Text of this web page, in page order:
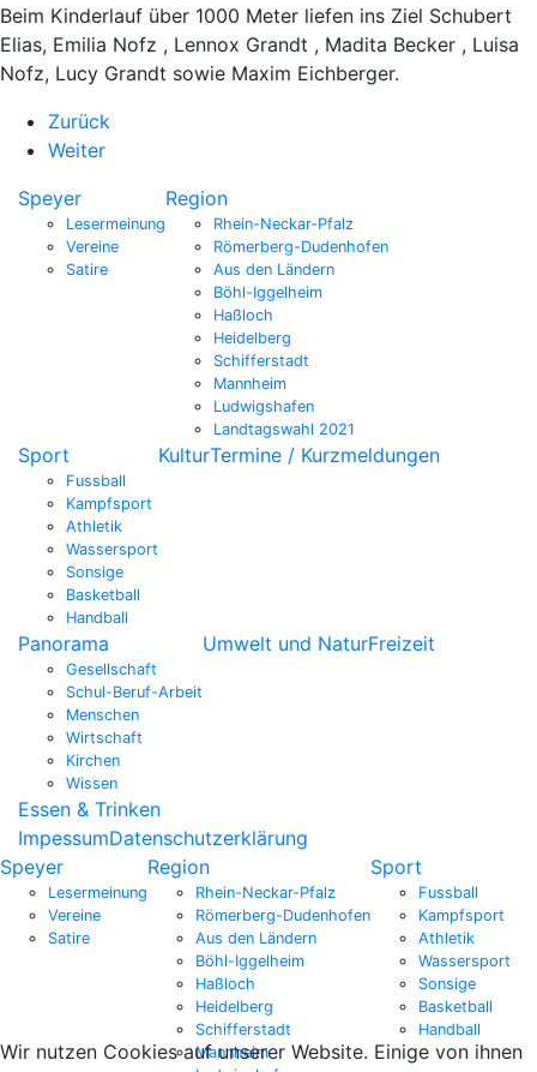
Beim Kinderlauf über 1000 Meter liefen ins Ziel Schubert
Elias, Emilia Nofz , Lennox Grandt , Madita Becker , Luisa
Nofz, Lucy Grandt sowie Maxim Eichberger.
Zurück
Weiter
Speyer
Lesermeinung
Vereine
Satire
Region
Rhein-Neckar-Pfalz
Römerberg-Dudenhofen
Aus den Ländern
Böhl-Iggelheim
Haßloch
Heidelberg
Schifferstadt
Mannheim
Ludwigshafen
Landtagswahl 2021
Sport
Fussball
Kampfsport
Athletik
Wassersport
Sonsige
Basketball
Handball
KulturTermine / Kurzmeldungen
Panorama
Gesellschaft
Schul-Beruf-Arbeit
Menschen
Wirtschaft
Kirchen
Wissen
Umwelt und NaturFreizeit
Essen & Trinken
ImpessumDatenschutzerklärung
Speyer
Lesermeinung
Vereine
Satire
Region
Rhein-Neckar-Pfalz
Römerberg-Dudenhofen
Aus den Ländern
Böhl-Iggelheim
Haßloch
Heidelberg
Schifferstadt
Mannheim
Sport
Fussball
Kampfsport
Athletik
Wassersport
Sonsige
Basketball
Handball
Wir nutzen Cookies auf unserer Website. Einige von ihnen